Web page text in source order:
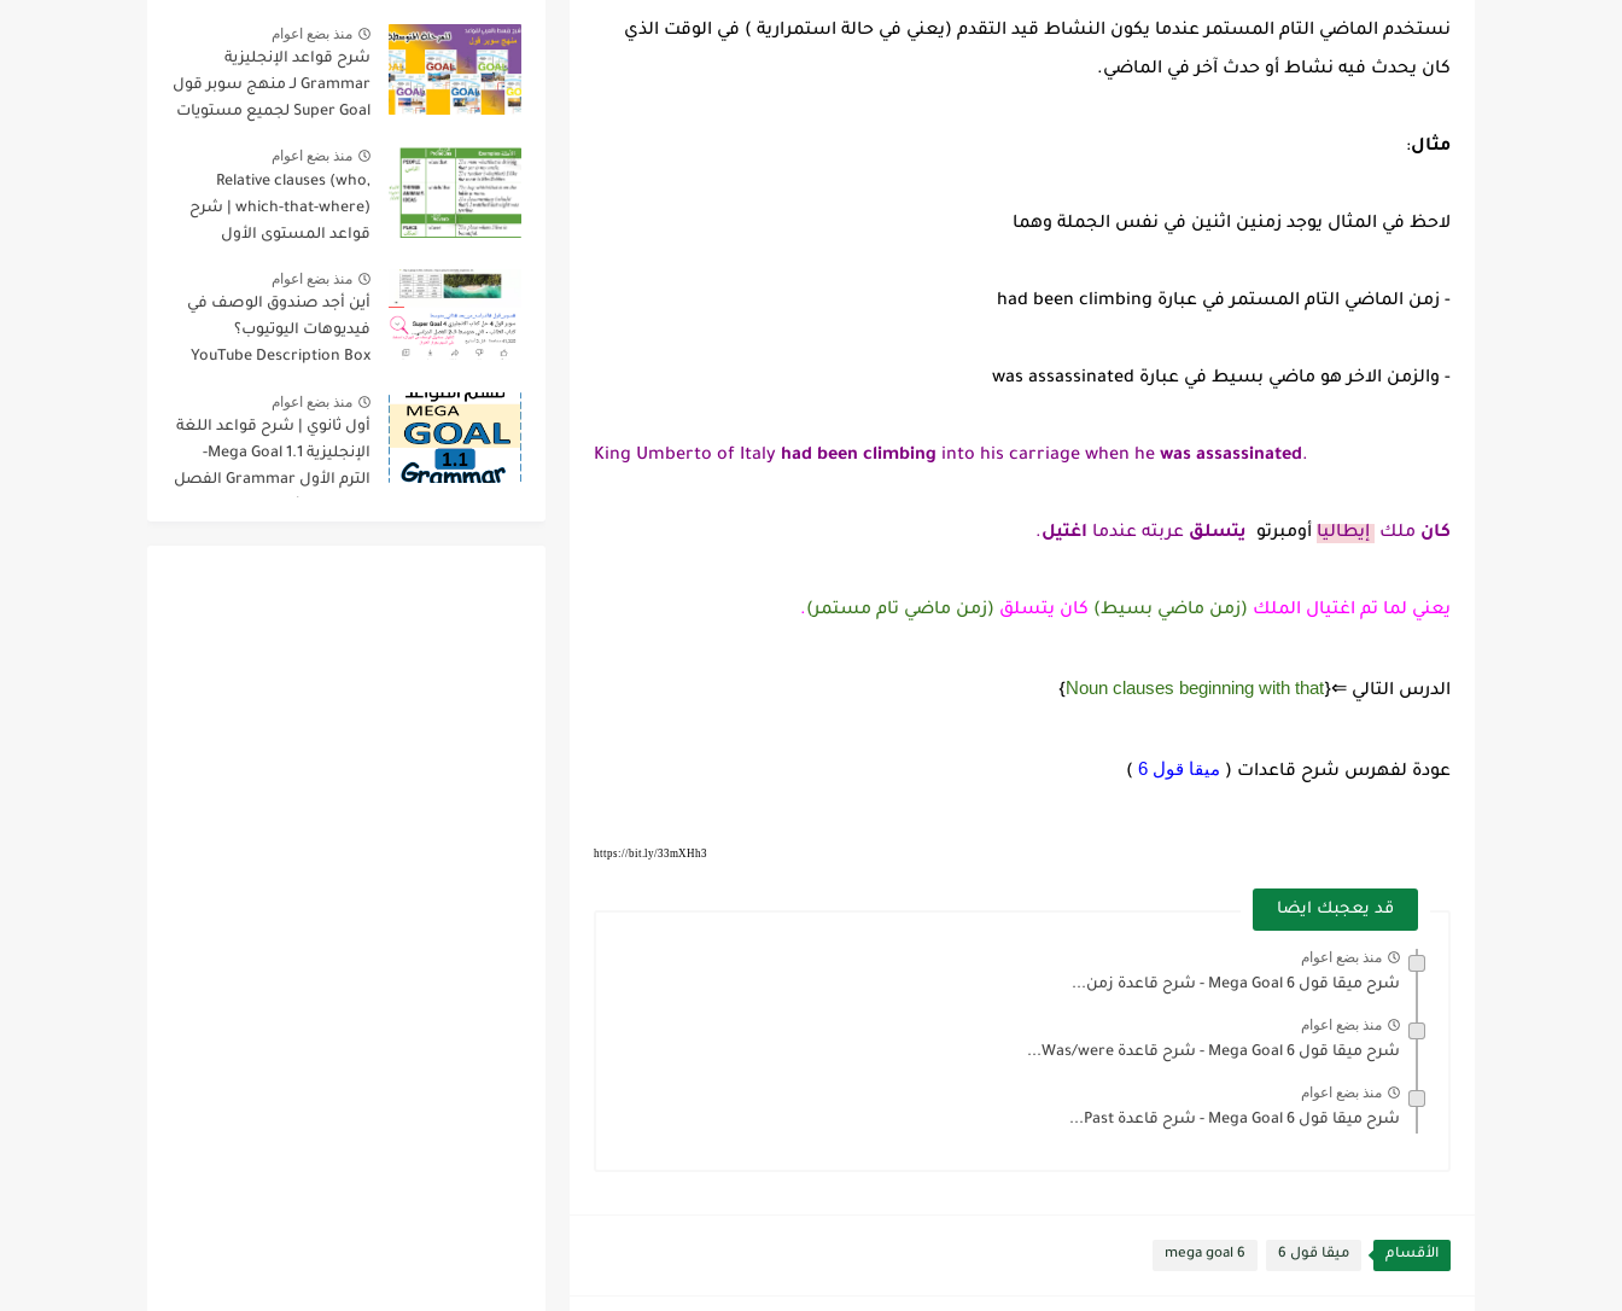
نستخدم الماضي التام المستمر عندما يكون النشاط قيد التقدم (يعني في حالة استمرارية ) في الوقت الذي
كان يحدث فيه نشاط أو حدث آخر في الماضي.
مثال:
لاحظ في المثال يوجد زمنين اثنين في نفس الجملة وهما
- زمن الماضي التام المستمر في عبارة had been climbing
- والزمن الاخر هو ماضي بسيط في عبارة was assassinated
King Umberto of Italy had been climbing into his carriage when he was assassinated.
كان ملك إيطاليا أومبرتو يتسلق عربته عندما اغتيل.
يعني لما تم اغتيال الملك (زمن ماضي بسيط) كان يتسلق (زمن ماضي تام مستمر).
الدرس التالي ⇐{Noun clauses beginning with that
}
عودة لفهرس شرح قاعدات ( ميقا قول 6 )
https://bit.ly/33mXHh3
قد يعجبك ايضا
منذ بضع اعوام
شرح ميقا قول 6 Mega Goal - شرح قاعدة زمن...
منذ بضع اعوام
شرح ميقا قول 6 Mega Goal - شرح قاعدة Was/were...
منذ بضع اعوام
شرح ميقا قول 6 Mega Goal - شرح قاعدة Past...
الأقسام ميقا قول 6 mega goal 6
الأول
منذ بضع اعوام
شرح قواعد الإنجليزية
Grammar لـ منهج سوبر قول
Super Goal لجميع مستويات
منذ بضع اعوام
Relative clauses (who,
which-that-where) | شرح
قواعد المستوى الأول
منذ بضع اعوام
أين أجد صندوق الوصف في
فيديوهات اليوتيوب؟
YouTube Description Box
منذ بضع اعوام
أول ثانوي | شرح قواعد اللغة
الإنجليزية 1.1 Mega Goal-
الترم الأول Grammar الفصل